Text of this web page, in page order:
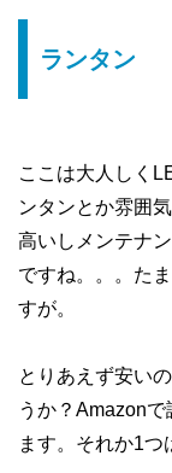
ランタン
ここは大人しく
ンタンとか雰囲
高いしメンテナ
ですね。。。た
すが。
とりあえず安い
うか？Amazon
ます。それか1つ